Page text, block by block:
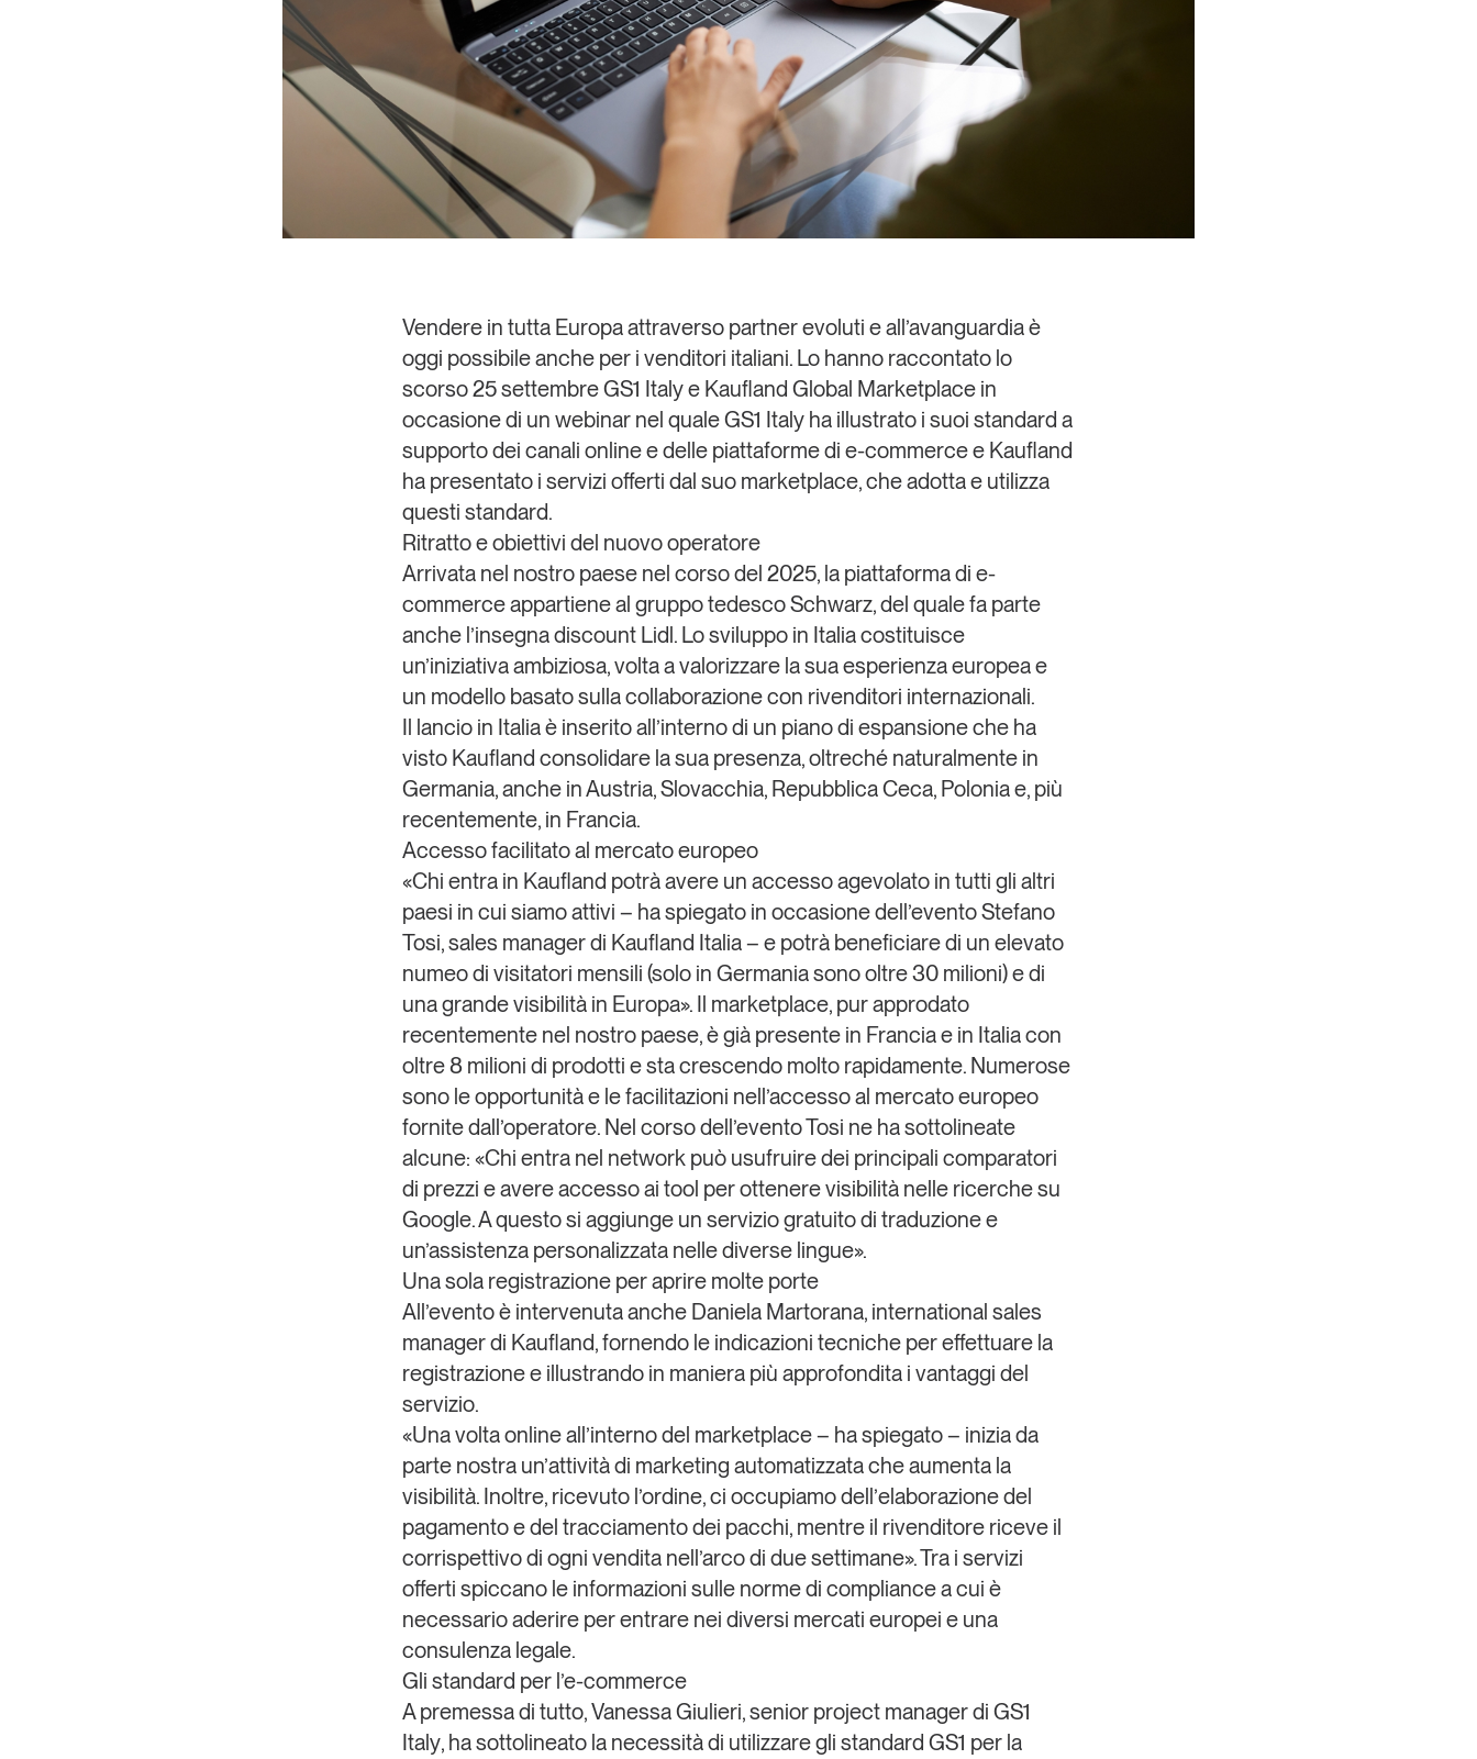
Vendere in tutta Europa attraverso partner evoluti e all’avanguardia è
oggi possibile anche per i venditori italiani. Lo hanno raccontato lo
scorso 25 settembreGS1 Italye Kaufland Global Marketplacein
occasione di un webinar nel quale GS1 Italy ha illustrato i suoi standard a
supporto dei canali online e delle piattaforme di e-commerce e Kaufland
ha presentato i servizi offerti dal suo marketplace, che adotta e utilizza
questi standard.
Ritratto e obiettivi del nuovo operatore
Arrivata nel nostro paese nel corso del 2025, la piattaforma di e-
commerce appartiene al gruppo tedesco Schwarz, del quale fa parte
anche l’insegna discount Lidl. Lo sviluppo in Italia costituisce
un’iniziativa ambiziosa, volta a valorizzare la sua esperienza europea e
un modello basato sullacollaborazione con rivenditori internazionali.
Il lancio in Italia è inserito all’interno di un piano di espansione che ha
visto Kaufland consolidare la sua presenza, oltreché naturalmente in
Germania, anche in Austria, Slovacchia, Repubblica Ceca, Polonia e, più
recentemente, in Francia.
Accesso facilitato al mercato europeo
«Chi entra in Kaufland potrà avere un accesso agevolato in tutti gli altri
paesi in cui siamo attivi – ha spiegato in occasione dell’eventoStefano
Tosi, sales manager di Kaufland Italia– e potrà beneficiare di un elevato
numeo di visitatori mensili (solo in Germania sono oltre 30 milioni) e di
una grande visibilità in Europa». Il marketplace, pur approdato
recentemente nel nostro paese, è già presente in Francia e in Italia con
oltre 8 milioni di prodotti e sta crescendo molto rapidamente. Numerose
sono le opportunità e le facilitazioni nell’accesso al mercato europeo
fornite dall’operatore. Nel corso dell’evento Tosi ne ha sottolineate
alcune: «Chi entra nel network può usufruire dei principali comparatori
di prezzi e avere accesso ai tool per ottenerevisibilità nelle ricerche su
Google. A questo si aggiunge un servizio gratuito di traduzione e
un’assistenza personalizzata nelle diverse lingue».
Una sola registrazione per aprire molte porte
All’evento è intervenuta anche Daniela Martorana, international sales
manager di Kaufland, fornendo le indicazioni tecniche per effettuare la
registrazione e illustrando in maniera più approfondita i vantaggi del
servizio.
«Una volta online all’interno del marketplace – ha spiegato – inizia da
parte nostra un’attività di marketing automatizzatache aumenta la
visibilità. Inoltre, ricevuto l’ordine, ci occupiamo dell’elaborazione del
pagamentoe del tracciamento dei pacchi, mentre il rivenditore riceve il
corrispettivo di ogni vendita nell’arco di due settimane». Tra i servizi
offerti spiccano le informazioni sulle norme di compliancea cui è
necessario aderire per entrare nei diversi mercati europei e una
consulenza legale.
Gli standard per l’e-commerce
A premessa di tutto,Vanessa Giulieri, senior project manager di GS1
Italy, ha sottolineato la necessità di utilizzare gli standard GS1 per la